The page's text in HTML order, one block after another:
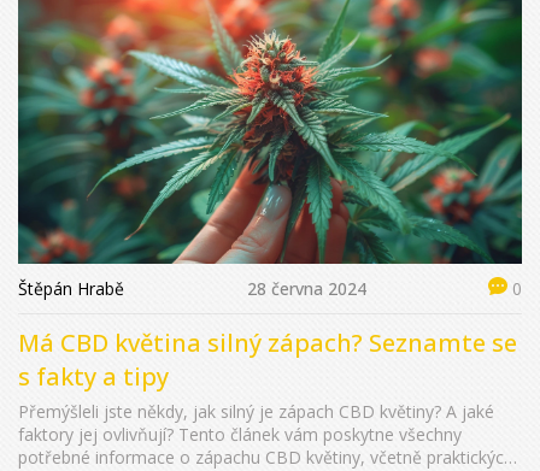
Štěpán Hrabě 28 června 2024 0
Má CBD květina silný zápach? Seznamte se
s fakty a tipy
Přemýšleli jste někdy, jak silný je zápach CBD květiny? A jaké
faktory jej ovlivňují? Tento článek vám poskytne všechny
potřebné informace o zápachu CBD květiny, včetně praktických